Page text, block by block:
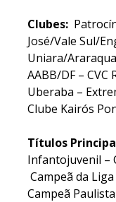
Clubes:
José/Vale Sul/
Uniara/
AABB/DF –
Uberaba –
Clube Kairós
Títulos
Infantojuvenil –
Campeã da
Campeã